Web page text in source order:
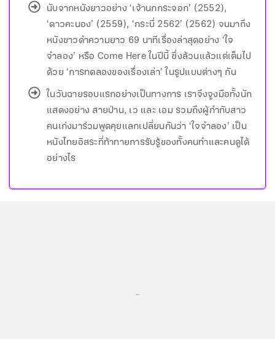
นับจากหนังยาวอย่าง ‘เจ้านกกระจอก’ (2552),
‘ดาวคะนอง’ (2559), ‘กระบี่ 2562’ (2562) จนมาถึง
หนังขาวดำความยาว 69 นาทีเรื่องล่าสุดอย่าง ‘ใจ
จำลอง’ หรือ Come Here ในปีนี้ ซึ่งล้วนแล้วแต่เต็มไป
ด้วย ‘การทดลองของเรื่องเล่า’ ในรูปแบบต่างๆ กัน
ในวันฉายรอบแรกอย่างเป็นทางการ เราจึงจูงมือทั้งนัก
แสดงอย่าง สายป่าน, เว และ เอม รวมถึงผู้กำกับสาว
คนเก่งมาร่วมพูดคุยแลกเปลี่ยนกันว่า ‘ใจจำลอง’ เป็น
หนังไทยอิสระที่ท้าทายการรับรู้ของทั้งคนทำและคนดูได้
อย่างไร
...